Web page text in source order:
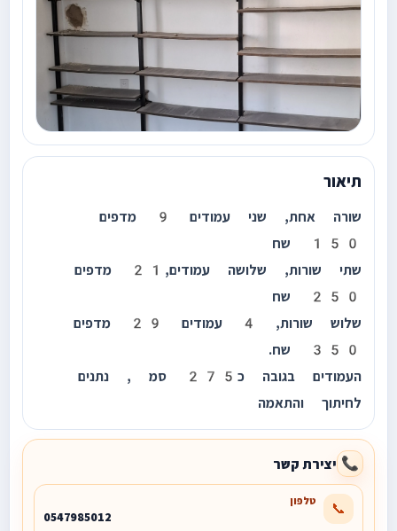
תיאור
שורה אחת, שני עמודים 9 מדפים
150 שח
שתי שורות, שלושה עמודים,21 מדפים
250 שח
שלוש שורות, 4 עמודים 29 מדפים
350 שח.
העמודים בגובה כ275 סמ , נתנים
לחיתוך והתאמה
📞 יצירת קשר
📞 טלפון
0547985012